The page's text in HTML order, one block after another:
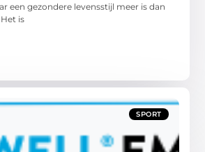
een gezondere levensstijl meer is dan
is
SPORT